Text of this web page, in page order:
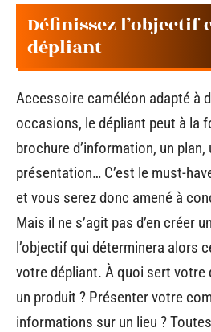
Définissez l’objectif
dépliant
Accessoire caméléon adapté à
occasions, le dépliant peut à la
brochure d’information, un
présentation… C’est le must-
et vous serez donc amené à
Mais il ne s’agit pas d’en créer
l’objectif qui déterminera alors
votre dépliant. À quoi sert votre
un produit ? Présenter votre
informations sur un lieu ?